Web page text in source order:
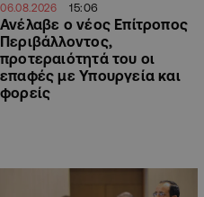
06.08.2026 15:06
Ανέλαβε ο νέος Επίτροπος
Περιβάλλοντος,
προτεραιότητά του οι
επαφές με Υπουργεία και
φορείς